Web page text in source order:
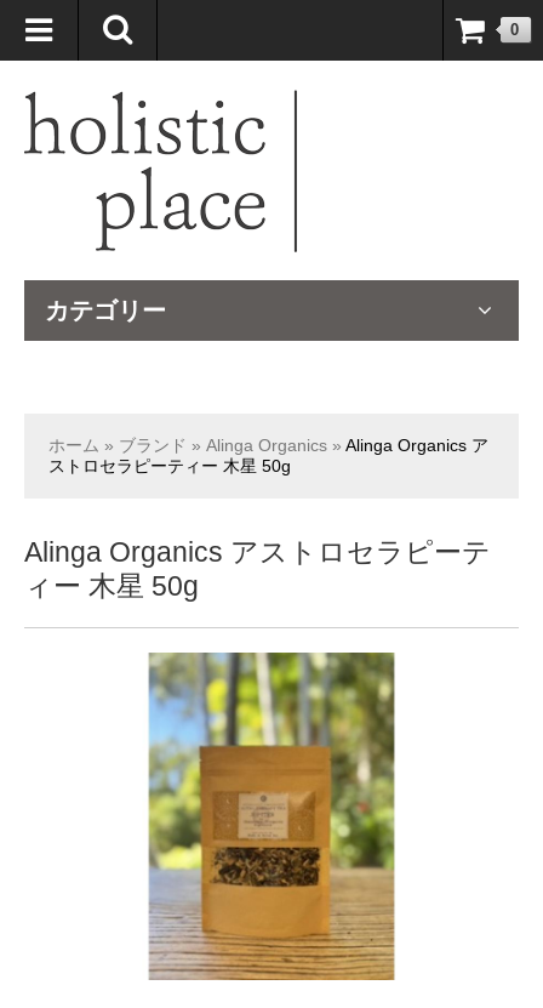
自然療法大国のオーストラリアより、臨床経験＆知識の豊富なナチュ
ロパスが厳選したサプリメントや ナチュラルグッズをお届けします！
0
カテゴリー
ホーム » ブランド » Alinga Organics » Alinga Organics ア
ストロセラピーティー 木星 50g
Alinga Organics アストロセラピーテ
ィー 木星 50g